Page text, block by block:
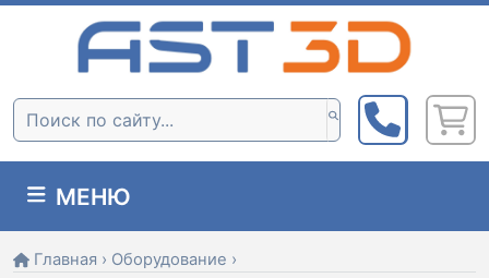
Skip
Поиск:
МЕНЮ
Главная › Оборудование ›